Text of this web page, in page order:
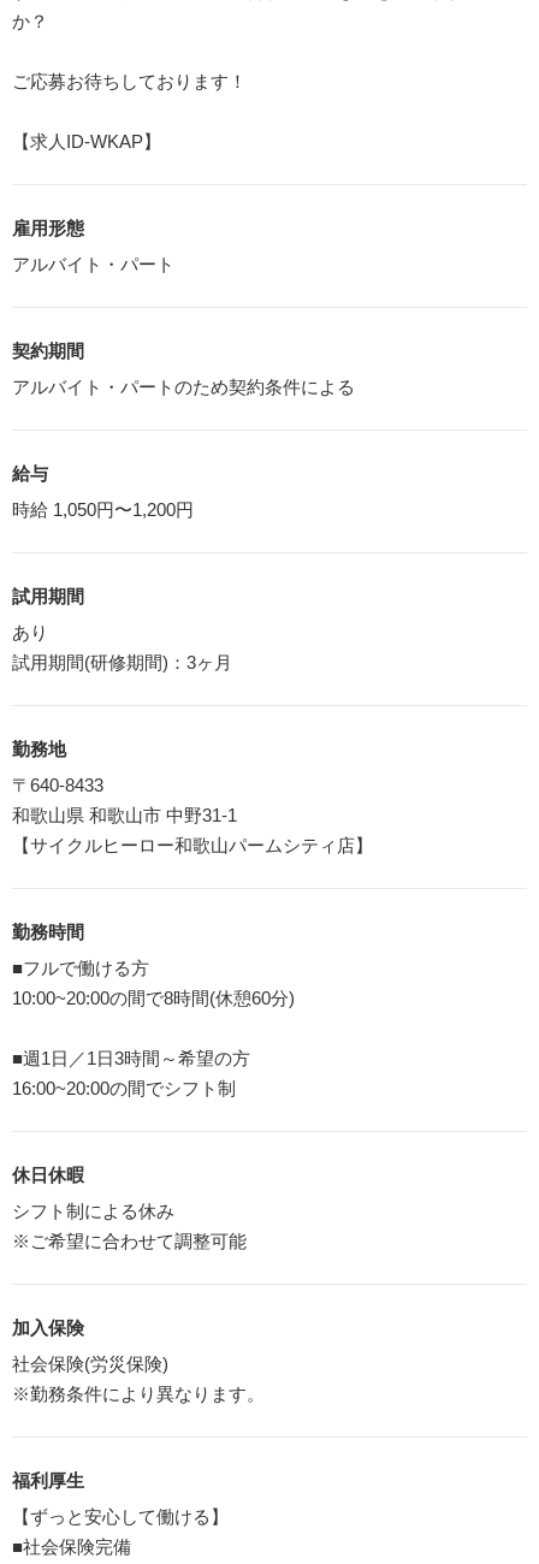
か？
ご応募お待ちしております！
【求人ID-WKAP】
雇用形態
アルバイト・パート
契約期間
アルバイト・パートのため契約条件による
給与
時給 1,050円〜1,200円
試用期間
あり
試用期間(研修期間)：3ヶ月
勤務地
〒640-8433
和歌山県 和歌山市 中野31-1
【サイクルヒーロー和歌山パームシティ店】
勤務時間
■フルで働ける方
10:00~20:00の間で8時間(休憩60分)
■週1日／1日3時間～希望の方
16:00~20:00の間でシフト制
休日休暇
シフト制による休み
※ご希望に合わせて調整可能
加入保険
社会保険(労災保険)
※勤務条件により異なります。
福利厚生
【ずっと安心して働ける】
■社会保険完備